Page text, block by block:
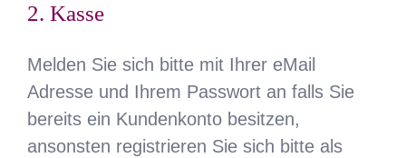
2. Kasse
Melden Sie sich bitte mit Ihrer eMail
Adresse und Ihrem Passwort an falls Sie
bereits ein Kundenkonto besitzen,
ansonsten registrieren Sie sich bitte als